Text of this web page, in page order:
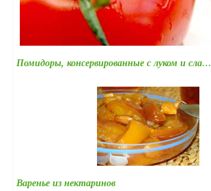
Помидоры, консервированные с луком и сла…
Варенье из нектаринов